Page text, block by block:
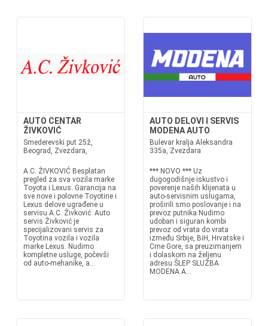
AUTO CENTAR
ŽIVKOVIĆ
Smederevski put 25ž,
Beograd, Zvezdara,
A.C. ŽIVKOVIĆ Besplatan
pregled za sva vozila marke
Toyota i Lexus. Garancija na
sve nove i polovne Toyotine i
Lexus delove ugrađene u
servisu A.C. Živković Auto
servis Živković je
specijalizovani servis za
Toyotina vozila i vozila
marke Lexus. Nudimo
kompletne usluge, počevši
od auto-mehanike, a...
AUTO DELOVI I SERVIS
MODENA AUTO
Bulevar kralja Aleksandra
335a, Zvezdara
*** NOVO *** Uz
dugogodišnje iskustvo i
poverenje naših klijenata u
auto-servisnim uslugama,
proširili smo poslovanje i na
prevoz putnika.Nudimo
udoban i siguran kombi
prevoz od vrata do vrata
između Srbije, BiH, Hrvatske i
Crne Gore, sa preuzimanjem
i dolaskom na željenu
adresu.ŠLEP SLUŽBA
MODENA A...